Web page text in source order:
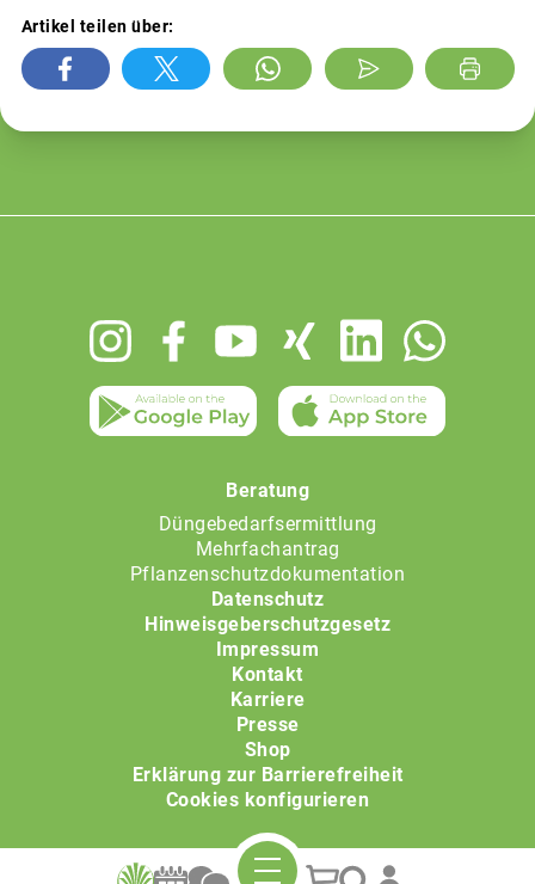
Artikel teilen über:
Beratung
Düngebedarfsermittlung
Mehrfachantrag
Pflanzenschutzdokumentation
Datenschutz
Hinweisgeberschutzgesetz
Impressum
Kontakt
Karriere
Presse
Shop
Erklärung zur Barrierefreiheit
Cookies konfigurieren